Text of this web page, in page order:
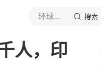
环球译视 搜索
人，印